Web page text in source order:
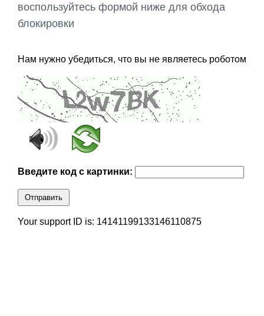
воспользуйтесь формой ниже для обхода
блокировки
Нам нужно убедиться, что вы не являетесь роботом
Введите код с картинки:
Отправить
Your support ID is: 14141199133146110875